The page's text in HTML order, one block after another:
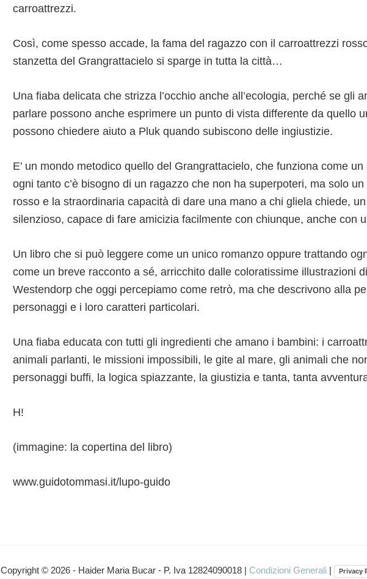
carroattrezzi.
Così, come spesso accade, la fama del ragazzo con il carroattrezzi
stanzetta del Grangrattacielo si sparge in tutta la città…
Una fiaba delicata che strizza l’occhio anche all’ecologia, perché se gli
parlare possono anche esprimere un punto di vista differente da quello
possono chiedere aiuto a Pluk quando subiscono delle ingiustizie.
E’ un mondo metodico quello del Grangrattacielo, che funziona come
ogni tanto c’è bisogno di un ragazzo che non ha superpoteri, ma solo
rosso e la straordinaria capacità di dare una mano a chi gliela chiede, un
silenzioso, capace di fare amicizia facilmente con chiunque, anche con
Un libro che si può leggere come un unico romanzo oppure trattando
come un breve racconto a sé, arricchito dalle coloratissime illustrazioni
Westendorp che oggi percepiamo come retrò, ma che descrivono alla
personaggi e i loro caratteri particolari.
Una fiaba educata con tutti gli ingredienti che amano i bambini: i
animali parlanti, le missioni impossibili, le gite al mare, gli animali che
personaggi buffi, la logica spiazzante, la giustizia e tanta, tanta
H!
(immagine: la copertina del libro)
www.guidotommasi.it/lupo-guido
del
Copyright © 2026 - Haider Maria Bucar - P. Iva 12824090018 | Condizioni Generali | Privacy